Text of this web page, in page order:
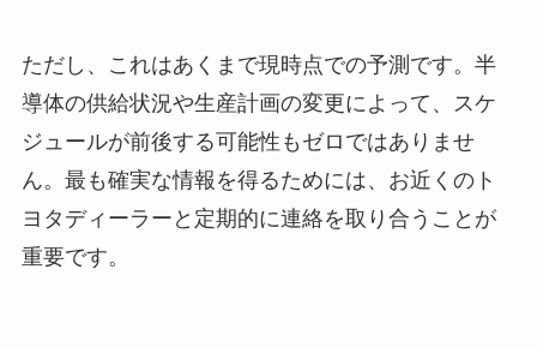
ただし、これはあくまで現時点での予測です。半
導体の供給状況や生産計画の変更によって、スケ
ジュールが前後する可能性もゼロではありませ
ん。最も確実な情報を得るためには、お近くのト
ヨタディーラーと定期的に連絡を取り合うことが
重要です。